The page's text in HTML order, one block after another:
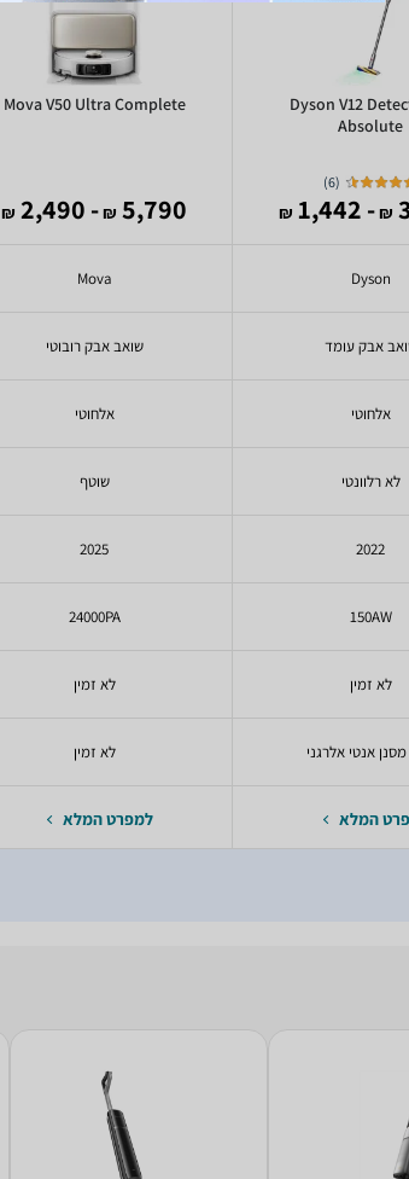
Dyson V12
Absolute
(
6
)
₪
- 1,442
₪
Dyson
אבק עומד
אלחוטי
לא רלוונטי
2022
150AW
לא זמין
אנטי אלרגני
המלא
Mova V50 Ultra Complete
5,790
₪
- 2,490
₪
Mova
שואב אבק רובוטי
אלחוטי
שוטף
2025
24000PA
לא זמין
לא זמין
למפרט המלא